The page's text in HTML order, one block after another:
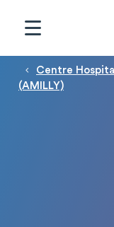
Fil d'Ariane
Centre
(AMILLY)
Panneau de